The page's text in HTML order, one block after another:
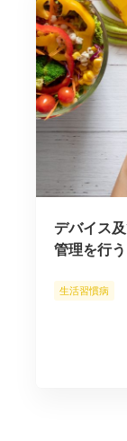
デバイス
管理を行
生活習慣病